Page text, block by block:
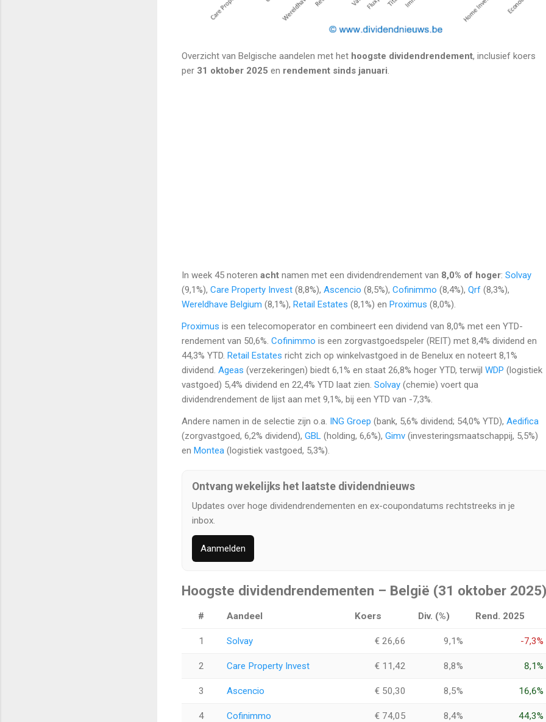
Overzicht van Belgische aandelen met het hoogste dividendrendement, inclusief koers
per 31 oktober 2025 en rendement sinds januari.
In week 45 noteren acht namen met een dividendrendement van 8,0% of hoger: Solvay
(9,1%), Care Property Invest (8,8%), Ascencio (8,5%), Cofinimmo (8,4%), Qrf (8,3%),
Wereldhave Belgium (8,1%), Retail Estates (8,1%) en Proximus (8,0%).
Proximus is een telecomoperator en combineert een dividend van 8,0% met een YTD-
rendement van 50,6%. Cofinimmo is een zorgvastgoedspeler (REIT) met 8,4% dividend en
44,3% YTD. Retail Estates richt zich op winkelvastgoed in de Benelux en noteert 8,1%
dividend. Ageas (verzekeringen) biedt 6,1% en staat 26,8% hoger YTD, terwijl WDP (logistiek
vastgoed) 5,4% dividend en 22,4% YTD laat zien. Solvay (chemie) voert qua
dividendrendement de lijst aan met 9,1%, bij een YTD van -7,3%.
Andere namen in de selectie zijn o.a. ING Groep (bank, 5,6% dividend; 54,0% YTD), Aedifica
(zorgvastgoed, 6,2% dividend), GBL (holding, 6,6%), Gimv (investeringsmaatschappij, 5,5%)
en Montea (logistiek vastgoed, 5,3%).
Ontvang wekelijks het laatste dividendnieuws
Updates over hoge dividendrendementen en ex-coupondatums rechtstreeks in je
inbox.
Aanmelden
Hoogste dividendrendementen – België (31 oktober 2025)
# Aandeel Koers Div. (%) Rend. 2025
1 Solvay € 26,66 9,1% -7,3%
2 Care Property Invest € 11,42 8,8% 8,1%
3 Ascencio € 50,30 8,5% 16,6%
4 Cofinimmo € 74,05 8,4% 44,3%